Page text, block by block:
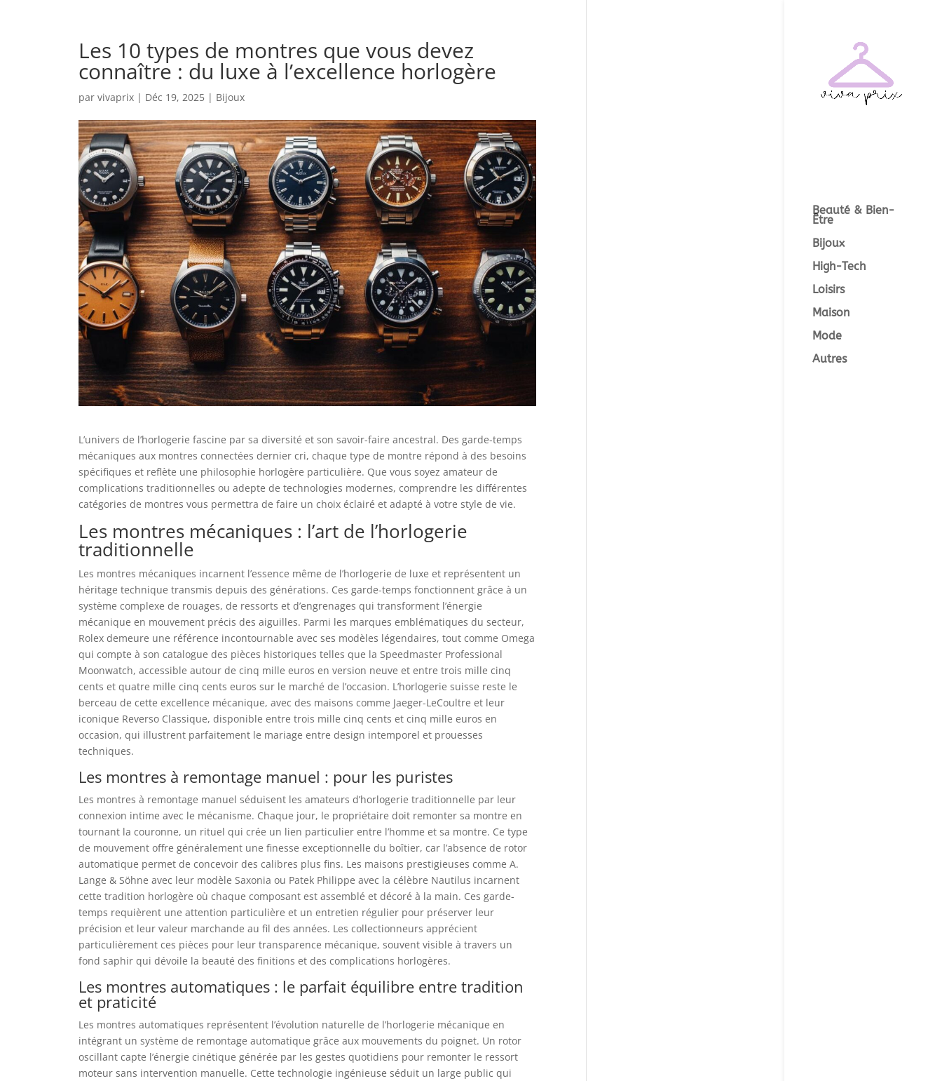
Beauté & Bien-
Être
Bijoux
High-Tech
Loisirs
Maison
Mode
Autres
Les 10 types de montres que vous devez
connaître : du luxe à l’excellence horlogère
par vivaprix| Déc 19, 2025| Bijoux
L’univers de l’horlogerie fascine par sa diversité et son savoir-faire ancestral. Des garde-temps
mécaniques aux montres connectées dernier cri, chaque type de montre répond à des besoins
spécifiques et reflète une philosophie horlogère particulière. Que vous soyez amateur de
complications traditionnelles ou adepte de technologies modernes, comprendre les différentes
catégories de montres vous permettra de faire un choix éclairé et adapté à votre style de vie.
Les montres mécaniques : l’art de l’horlogerie
traditionnelle
Les montres mécaniques incarnent l’essence même de l’horlogerie de luxe et représentent un
héritage technique transmis depuis des générations. Ces garde-temps fonctionnent grâce à un
système complexe de rouages, de ressorts et d’engrenages qui transforment l’énergie
mécanique en mouvement précis des aiguilles. Parmi les marques emblématiques du secteur,
Rolex demeure une référence incontournable avec ses modèles légendaires, tout comme Omega
qui compte à son catalogue des pièces historiques telles que la Speedmaster Professional
Moonwatch, accessible autour de cinq mille euros en version neuve et entre trois mille cinq
cents et quatre mille cinq cents euros sur le marché de l’occasion. L’horlogerie suisse reste le
berceau de cette excellence mécanique, avec des maisons comme Jaeger-LeCoultre et leur
iconique Reverso Classique, disponible entre trois mille cinq cents et cinq mille euros en
occasion, qui illustrent parfaitement le mariage entre design intemporel et prouesses
techniques.
Les montres à remontage manuel : pour les puristes
Les montres à remontage manuel séduisent les amateurs d’horlogerie traditionnelle par leur
connexion intime avec le mécanisme. Chaque jour, le propriétaire doit remonter sa montre en
tournant la couronne, un rituel qui crée un lien particulier entre l’homme et sa montre. Ce type
de mouvement offre généralement une finesse exceptionnelle du boîtier, car l’absence de rotor
automatique permet de concevoir des calibres plus fins. Les maisons prestigieuses comme A.
Lange & Söhne avec leur modèle Saxonia ou Patek Philippe avec la célèbre Nautilus incarnent
cette tradition horlogère où chaque composant est assemblé et décoré à la main. Ces garde-
temps requièrent une attention particulière et un entretien régulier pour préserver leur
précision et leur valeur marchande au fil des années. Les collectionneurs apprécient
particulièrement ces pièces pour leur transparence mécanique, souvent visible à travers un
fond saphir qui dévoile la beauté des finitions et des complications horlogères.
Les montres automatiques : le parfait équilibre entre tradition
et praticité
Les montres automatiques représentent l’évolution naturelle de l’horlogerie mécanique en
intégrant un système de remontage automatique grâce aux mouvements du poignet. Un rotor
oscillant capte l’énergie cinétique générée par les gestes quotidiens pour remonter le ressort
moteur sans intervention manuelle. Cette technologie ingénieuse séduit un large public qui